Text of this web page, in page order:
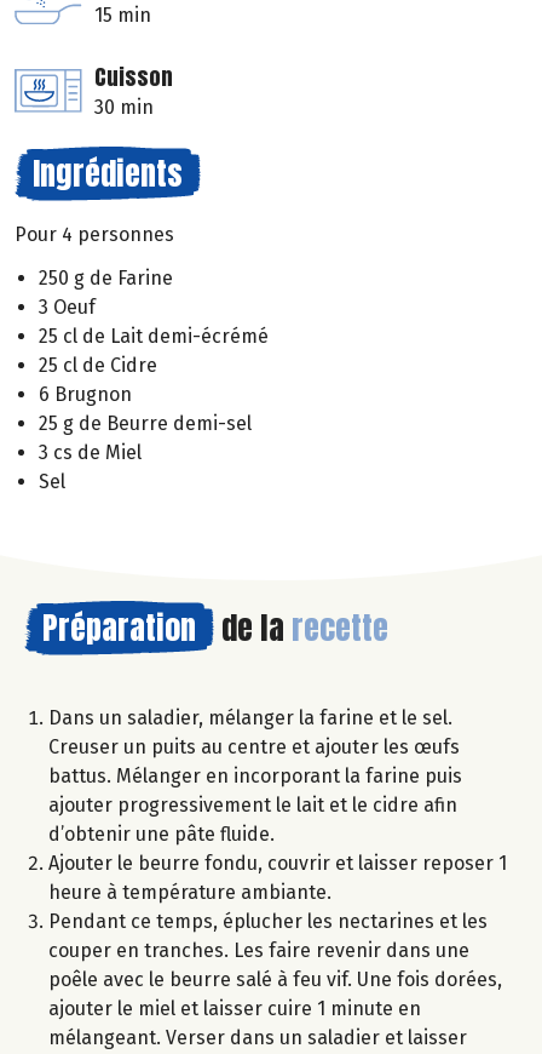
15 min
Cuisson
30 min
Ingrédients
Pour 4 personnes
250 g de Farine
3 Oeuf
25 cl de Lait demi-écrémé
25 cl de Cidre
6 Brugnon
25 g de Beurre demi-sel
3 cs de Miel
Sel
Préparation de la recette
Dans un saladier, mélanger la farine et le sel.
Creuser un puits au centre et ajouter les œufs
battus. Mélanger en incorporant la farine puis
ajouter progressivement le lait et le cidre afin
d’obtenir une pâte fluide.
Ajouter le beurre fondu, couvrir et laisser reposer 1
heure à température ambiante.
Pendant ce temps, éplucher les nectarines et les
couper en tranches. Les faire revenir dans une
poêle avec le beurre salé à feu vif. Une fois dorées,
ajouter le miel et laisser cuire 1 minute en
mélangeant. Verser dans un saladier et laisser